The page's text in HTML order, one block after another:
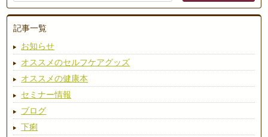
記事一覧
お知らせ
オススメのセルフケアグッズ
オススメの健康本
セミナー情報
ブログ
下痢